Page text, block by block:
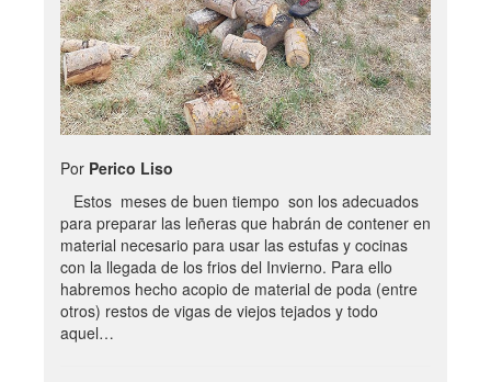
Por Perico Liso
Estos meses de buen tiempo son los adecuados
para preparar las leñeras que habrán de contener en
material necesario para usar las estufas y cocinas
con la llegada de los frios del Invierno. Para ello
habremos hecho acopio de material de poda (entre
otros) restos de vigas de viejos tejados y todo
aquel…